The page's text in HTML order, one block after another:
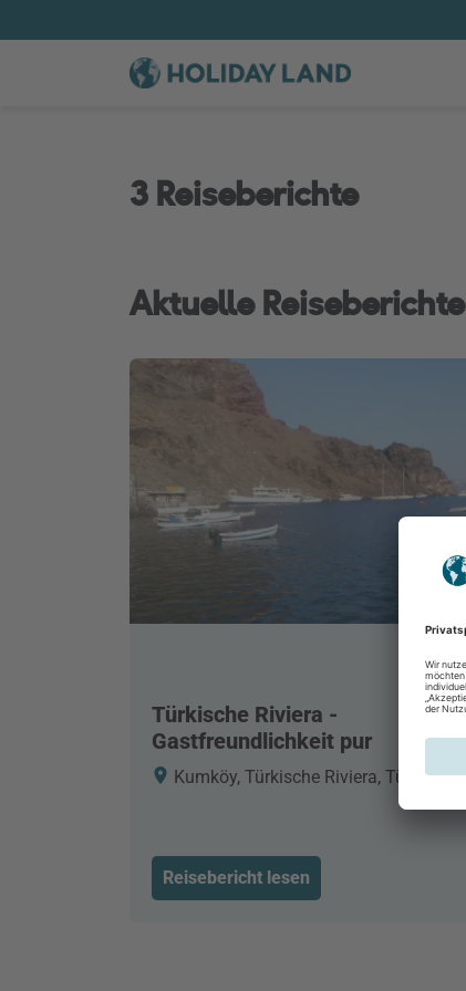
3 Reiseberichte
Aktuelle Reiseberichte
Türkische Riviera -
Gastfreundlichkeit pur
Kumköy, Türkische Riviera, Türkei
Reisebericht lesen